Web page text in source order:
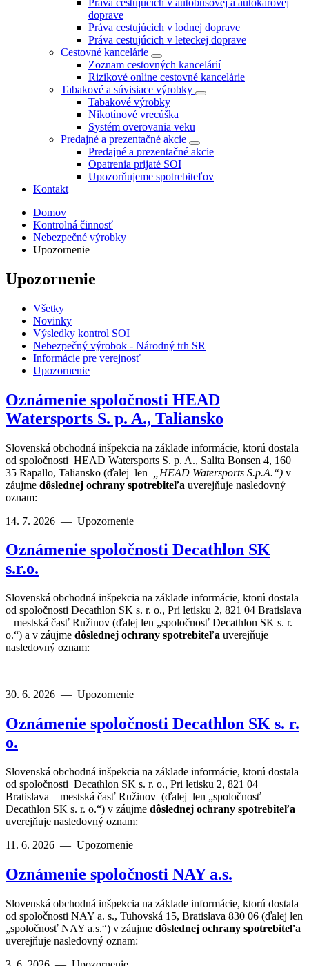
doprave
Práva cestujúcich v lodnej doprave
Práva cestujúcich v leteckej doprave
Cestovné kancelárie
Zoznam cestovných kancelárií
Rizikové online cestovné kancelárie
Tabakové a súvisiace výrobky
Tabakové výrobky
Nikotínové vrecúška
Systém overovania veku
Predajné a prezentačné akcie
Predajné a prezentačné akcie
Opatrenia prijaté SOI
Upozorňujeme spotrebiteľov
Kontakt
Domov
Kontrolná činnosť
Nebezpečné výrobky
Upozornenie
Upozornenie
Všetky
Novinky
Výsledky kontrol SOI
Nebezpečný výrobok - Národný trh SR
Informácie pre verejnosť
Upozornenie
Oznámenie spoločnosti HEAD
Watersports S. p. A., Taliansko
Slovenská obchodná inšpekcia na základe informácie, ktorú dostala
od spoločnosti HEAD Watersports S. p. A., Salita Bonsen 4, 160
35 Rapallo, Taliansko (ďalej len
„HEAD Watersports S.p.A.“) v
záujme dôslednej ochrany spotrebiteľa uverejňuje nasledovný
oznam:
14. 7. 2026 — Upozornenie
Oznámenie spoločnosti Decathlon SK
s.r.o.
Slovenská obchodná inšpekcia na základe informácie, ktorú dostala
od spoločnosti Decathlon SK s. r. o., Pri letisku 2, 821 04 Bratislava
– mestská časť Ružinov (ďalej len „spoločnosť Decathlon SK s. r.
o.“) a v záujme dôslednej ochrany spotrebiteľa uverejňuje
nasledovný oznam:
30. 6. 2026 — Upozornenie
Oznámenie spoločnosti Decathlon SK s. r.
o.
Slovenská obchodná inšpekcia na základe informácie, ktorú dostala
od spoločnosti Decathlon SK s. r. o., Pri letisku 2, 821 04
Bratislava – mestská časť Ružinov (ďalej len „spoločnosť
Decathlon SK s. r. o.“) v záujme dôslednej ochrany spotrebiteľa
uverejňuje nasledovný oznam:
11. 6. 2026 — Upozornenie
Oznámenie spoločnosti NAY a.s.
Slovenská obchodná inšpekcia na základe informácie, ktorú dostala
od spoločnosti NAY a. s., Tuhovská 15, Bratislava 830 06 (ďalej len
„spoločnosť NAY a.s.“) v záujme dôslednej ochrany spotrebiteľa
uverejňuje nasledovný oznam: